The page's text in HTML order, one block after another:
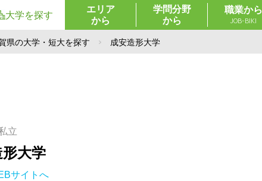
大学を探す
エリア
から
学問分野
から
職業から
JOB-BIKI
県の大学・短大を探す 成安造形大学
立
大学
サイトへ